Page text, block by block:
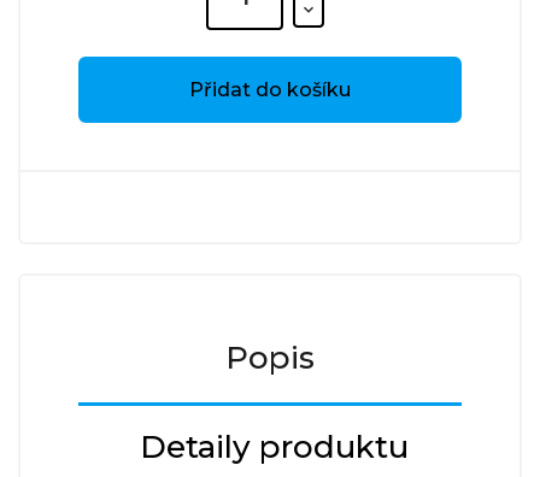
Přidat do košíku
Popis
Detaily produktu